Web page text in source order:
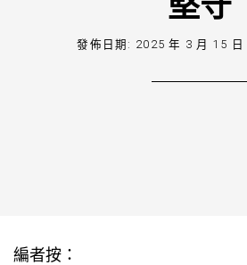
發佈日期: 2025 年 3 月 15 日
編者按：